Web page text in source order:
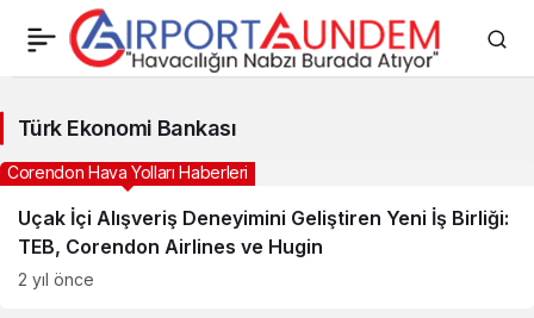
Ekonomi
Bankası
Haberleri
Türk Ekonomi Bankası
Uçak İçi Alışveriş Deneyimini Geliştiren Yeni İş Birliği:
TEB, Corendon Airlines ve Hugin
Corendon Hava Yolları Haberleri
2 yıl önce